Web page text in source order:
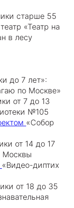
старше 55
«Театр на
в лесу
до 7 лет»:
по Москве»
от 7 до 13
№105
«Собор
от 14 до 17
Москвы
«Видео-диптих
от 18 до 35